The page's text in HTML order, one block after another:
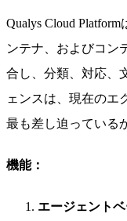
Qualys Cloud
ンテナ、およびコン
合し、分類、対応、
ェンスは、現在のエ
最も差し迫っている
機能：
エージェント